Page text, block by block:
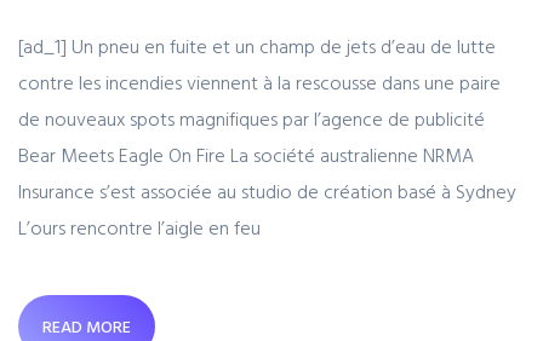
[ad_1] Un pneu en fuite et un champ de jets d’eau de lutte
contre les incendies viennent à la rescousse dans une paire
de nouveaux spots magnifiques par l’agence de publicité
Bear Meets Eagle On Fire La société australienne NRMA
Insurance s’est associée au studio de création basé à Sydney
L’ours rencontre l’aigle en feu
READ MORE